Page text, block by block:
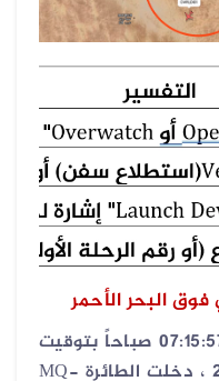
البحر الأحمر
(07:15:57 صباحاً بتوقيت
MQ-